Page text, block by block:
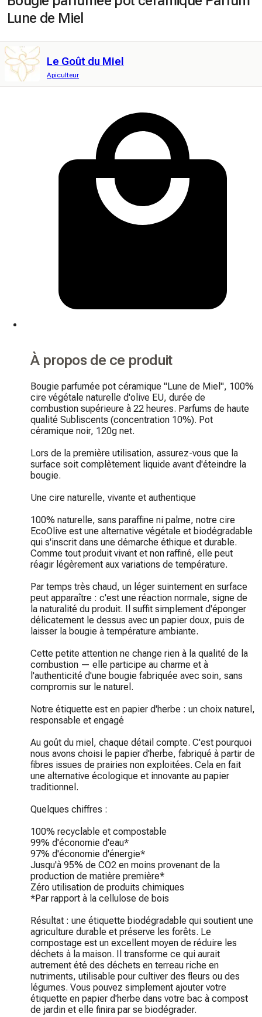
Lune de Miel
Le Goût du Miel
Apiculteur
À propos de ce produit
Bougie parfumée pot céramique "Lune de Miel", 100%
cire végétale naturelle d'olive EU, durée de
combustion supérieure à 22 heures. Parfums de haute
qualité Subliscents (concentration 10%). Pot
céramique noir, 120g net.
Lors de la première utilisation, assurez-vous que la
surface soit complètement liquide avant d'éteindre la
bougie.
Une cire naturelle, vivante et authentique
100% naturelle, sans paraffine ni palme, notre cire
EcoOlive est une alternative végétale et biodégradable
qui s'inscrit dans une démarche éthique et durable.
Comme tout produit vivant et non raffiné, elle peut
réagir légèrement aux variations de température.
Par temps très chaud, un léger suintement en surface
peut apparaître : c'est une réaction normale, signe de
la naturalité du produit. Il suffit simplement d'éponger
délicatement le dessus avec un papier doux, puis de
laisser la bougie à température ambiante.
Cette petite attention ne change rien à la qualité de la
combustion — elle participe au charme et à
l'authenticité d'une bougie fabriquée avec soin, sans
compromis sur le naturel.
Notre étiquette est en papier d'herbe : un choix naturel,
responsable et engagé
Au goût du miel, chaque détail compte. C'est pourquoi
nous avons choisi le papier d'herbe, fabriqué à partir de
fibres issues de prairies non exploitées. Cela en fait
une alternative écologique et innovante au papier
traditionnel.
Quelques chiffres :
100% recyclable et compostable
99% d'économie d'eau*
97% d'économie d'énergie*
Jusqu'à 95% de CO2 en moins provenant de la
production de matière première*
Zéro utilisation de produits chimiques
*Par rapport à la cellulose de bois
Résultat : une étiquette biodégradable qui soutient une
agriculture durable et préserve les forêts. Le
compostage est un excellent moyen de réduire les
déchets à la maison. Il transforme ce qui aurait
autrement été des déchets en terreau riche en
nutriments, utilisable pour cultiver des fleurs ou des
légumes. Vous pouvez simplement ajouter votre
étiquette en papier d'herbe dans votre bac à compost
de jardin et elle finira par se biodégrader.